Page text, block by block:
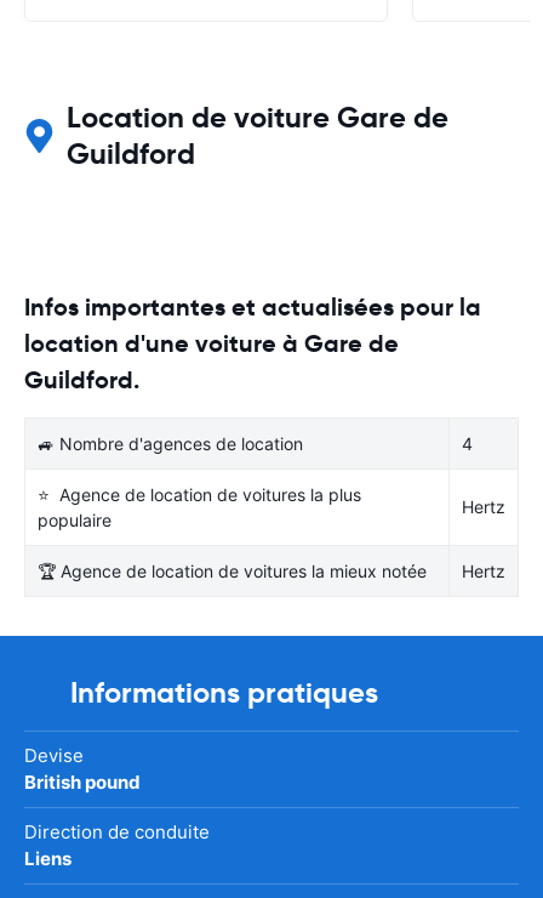
Location de voiture Gare de
Guildford
Infos importantes et actualisées pour la
location d'une voiture à Gare de
Guildford.
🚙 Nombre d'agences de location 4
⭐ Agence de location de voitures la plus
populaire
Hertz
🏆 Agence de location de voitures la mieux notée Hertz
Informations pratiques
Devise
British pound
Direction de conduite
Liens